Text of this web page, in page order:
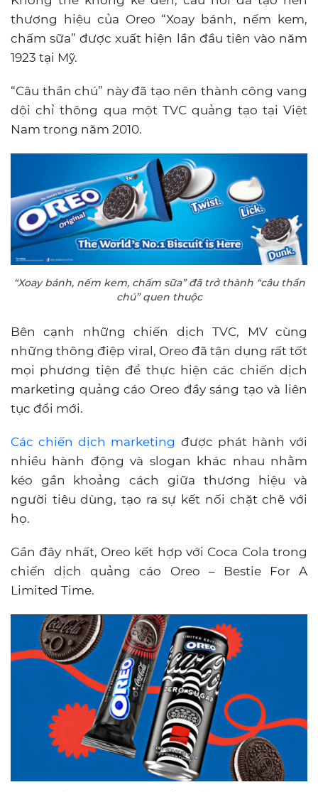
thương hiệu của Oreo “Xoay bánh, nếm kem,
chấm sữa” được xuất hiện lần đầu tiên vào năm
1923 tại Mỹ.
“Câu thần chú” này đã tạo nên thành công vang
dội chỉ thông qua một TVC quảng tạo tại Việt
Nam trong năm 2010.
“Xoay bánh, nếm kem, chấm sữa” đã trở thành “câu thần
chú” quen thuộc
Bên cạnh những chiến dịch TVC, MV cùng
những thông điệp viral, Oreo đã tận dụng rất tốt
mọi phương tiện để thực hiện các chiến dịch
marketing quảng cáo Oreo đầy sáng tạo và liên
tục đổi mới.
Các chiến dịch marketing được phát hành với
nhiều hành động và slogan khác nhau nhằm
kéo gần khoảng cách giữa thương hiệu và
người tiêu dùng, tạo ra sự kết nối chặt chẽ với
họ.
Gần đây nhất, Oreo kết hợp với Coca Cola trong
chiến dịch quảng cáo Oreo – Bestie For A
Limited Time.